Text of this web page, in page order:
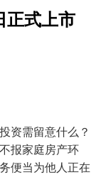
正式上市
资需留意什么？
报家庭房产环
便当为他人正在